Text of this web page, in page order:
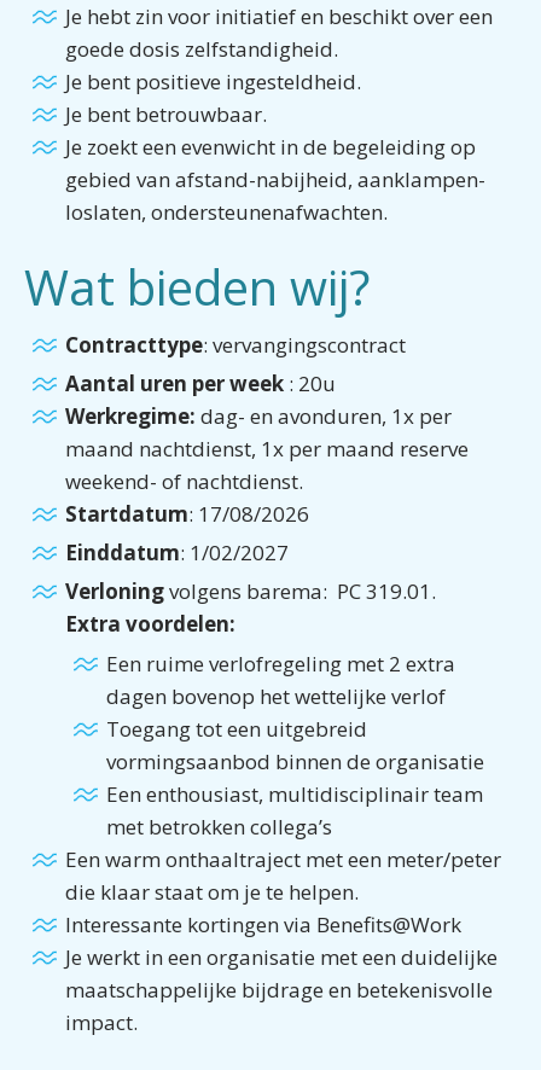
Je hebt zin voor initiatief en beschikt over een
goede dosis zelfstandigheid.
Je bent positieve ingesteldheid.
Je bent betrouwbaar.
Je zoekt een evenwicht in de begeleiding op
gebied van afstand-nabijheid, aanklampen-
loslaten, ondersteunenafwachten.
Wat bieden wij?
Contracttype: vervangingscontract
Aantal uren per week : 20u
Werkregime: dag- en avonduren, 1x per
maand nachtdienst, 1x per maand reserve
weekend- of nachtdienst.
Startdatum: 17/08/2026
Einddatum: 1/02/2027
Verloningvolgens barema: PC 319.01.
Extra voordelen:
Een ruime verlofregeling met 2 extra
dagen bovenop het wettelijke verlof
Toegang tot een uitgebreid
vormingsaanbod binnen de organisatie
Een enthousiast, multidisciplinair team
met betrokken collega’s
Een warm onthaaltraject met een meter/peter
die klaar staat om je te helpen.
Interessante kortingen via Benefits@Work
Je werkt in een organisatie met een duidelijke
maatschappelijke bijdrage en betekenisvolle
impact.